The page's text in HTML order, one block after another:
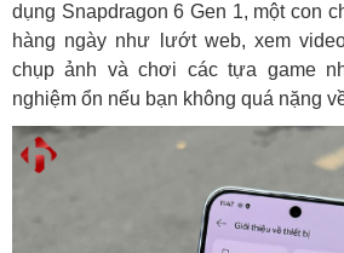
dụng Snapdragon 6 Gen 1, một con
hàng ngày như lướt web, xem
chụp ảnh và chơi các tựa game
nghiệm ổn nếu bạn không quá nặng